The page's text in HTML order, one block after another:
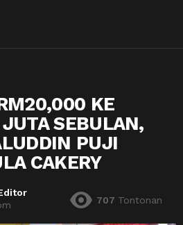
KE
SEBULAN,
PUJI
CAKERY
707 Tontonan